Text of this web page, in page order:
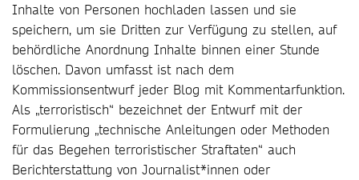
Inhalte von Personen hochladen lassen und sie
speichern, um sie Dritten zur Verfügung zu stellen, auf
behördliche Anordnung Inhalte binnen einer Stunde
löschen. Davon umfasst ist nach dem
Kommissionsentwurf jeder Blog mit Kommentarfunktion.
Als „terroristisch“ bezeichnet der Entwurf mit der
Formulierung „technische Anleitungen oder Methoden
für das Begehen terroristischer Straftaten“ auch
Berichterstattung von Journalist*innen oder